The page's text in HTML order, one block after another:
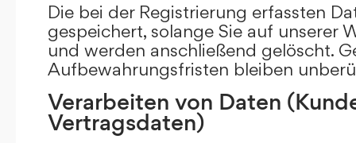
Die bei der Registrierung erfassten
gespeichert, solange Sie auf unserer
und werden anschließend gelöscht.
Aufbewahrungsfristen bleiben
Verarbeiten von Daten
Vertragsdaten)